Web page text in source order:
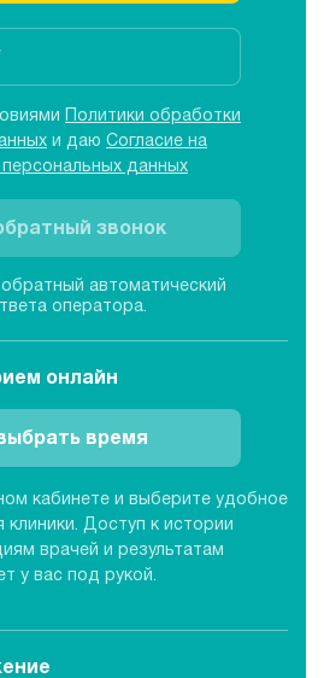
Политики обработки
и даю Согласие на
данных
звонок
автоматический
оператора.
онлайн
время
кабинете и выберите удобное
Доступ к истории
врачей и результатам
у вас под рукой.